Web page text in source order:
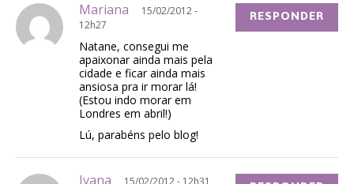
Mariana
15/02/2012 -
12h27
Natane, consegui me
apaixonar ainda mais pela
cidade e ficar ainda mais
ansiosa pra ir morar lá!
(Estou indo morar em
Londres em abril!)
Lú, parabéns pelo blog!
RESPONDER
Ivana